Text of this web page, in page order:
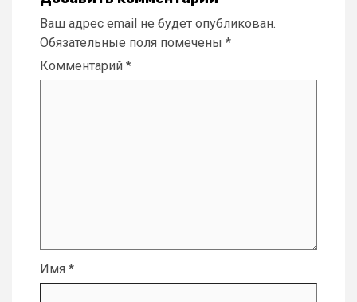
Ваш адрес email не будет опубликован.
Обязательные поля помечены *
Комментарий *
Имя *